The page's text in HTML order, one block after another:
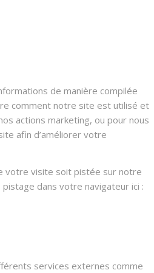
de manière compilée
comment notre site est utilisé et
actions marketing, ou pour nous
afin d’améliorer votre
votre visite soit pistée sur notre
dans votre navigateur ici :
services externes comme